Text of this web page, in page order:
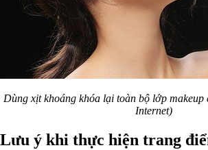
Dùng xịt khoáng khóa lại toàn bộ lớp makeup
Internet)
Lưu ý khi thực hiện trang